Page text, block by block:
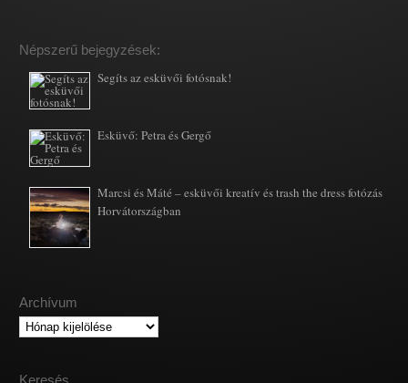
Népszerű bejegyzések:
Segíts az esküvői fotósnak!
Esküvő: Petra és Gergő
Marcsi és Máté – esküvői kreatív és trash the dress fotózás
Horvátországban
Archívum
Archívum
Keresés